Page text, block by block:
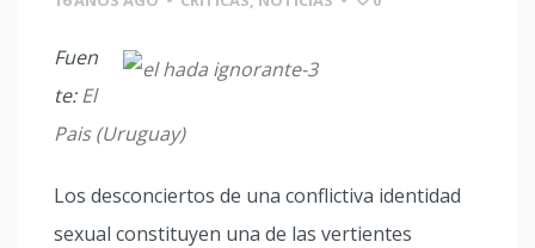
Fuen
te:El
Pais (Uruguay)
Los desconciertos de una conflictiva identidad
sexual constituyen una de las vertientes